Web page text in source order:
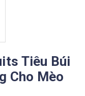
Tiêu Búi
Cho Mèo